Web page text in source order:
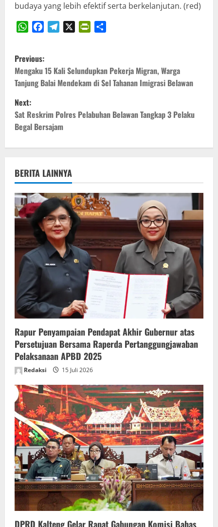
budaya yang lebih efektif serta berkelanjutan. (red)
P
o
s
t
n
v
i
g
a
i
o
n
Previous:
Mengaku 15 Kali Selundupkan Pekerja Migran, Warga
Tanjung Balai Mendekam di Sel Tahanan Imigrasi Belawan
Next:
Sat Reskrim Polres Pelabuhan Belawan Tangkap 3 Pelaku
Begal Bersajam
BERITA LAINNYA
Rapur Penyampaian Pendapat Akhir Gubernur atas
Persetujuan Bersama Raperda Pertanggungjawaban
Pelaksanaan APBD 2025
Redaksi 15 Juli 2026
DPRD Kalteng Gelar Rapat Gabungan Komisi Bahas